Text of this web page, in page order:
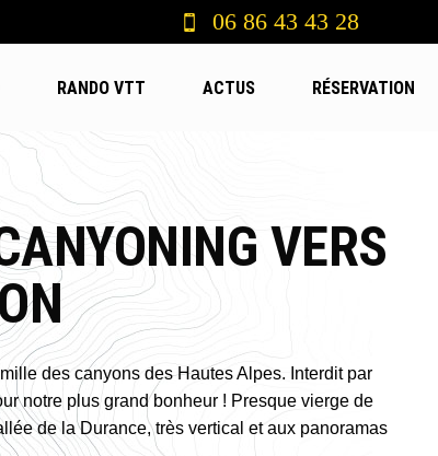
06 86 43 43 28
RANDO VTT ACTUS RÉSERVATION
VERS
des canyons des Hautes Alpes. Interdit par
notre plus grand bonheur ! Presque vierge de
de la Durance, très vertical et aux panoramas